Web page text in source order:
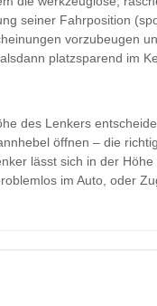
seiner Fahrposition
vorzubeugen
platzsparend im
des Lenkers
öffnen – die
lässt sich in der
im Auto, oder